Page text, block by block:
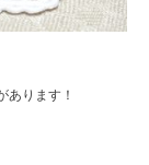
あります！